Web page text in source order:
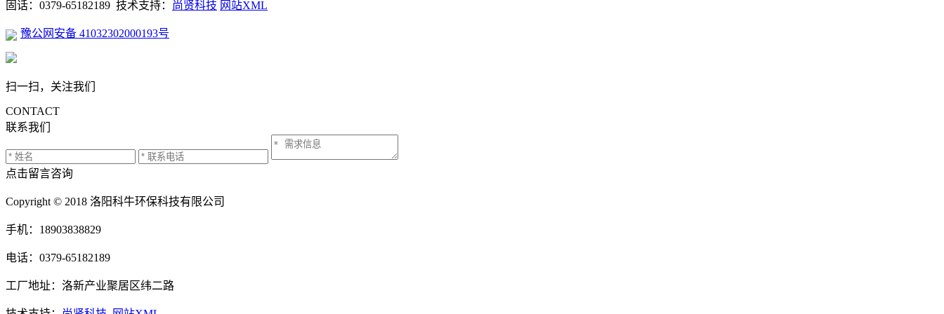
固话：0379-65182189 技术支持： 尚贤科技 网站XML
豫公网安备 41032302000193号
扫一扫，关注我们
CONTACT
联系我们
点击留言咨询
Copyright © 2018 洛阳科牛环保科技有限公司
手机：18903838829
电话：0379-65182189
工厂地址：洛新产业聚居区纬二路